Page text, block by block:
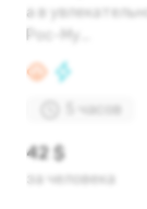
а в
Рос-Му...
5 часов
42 $
за человека